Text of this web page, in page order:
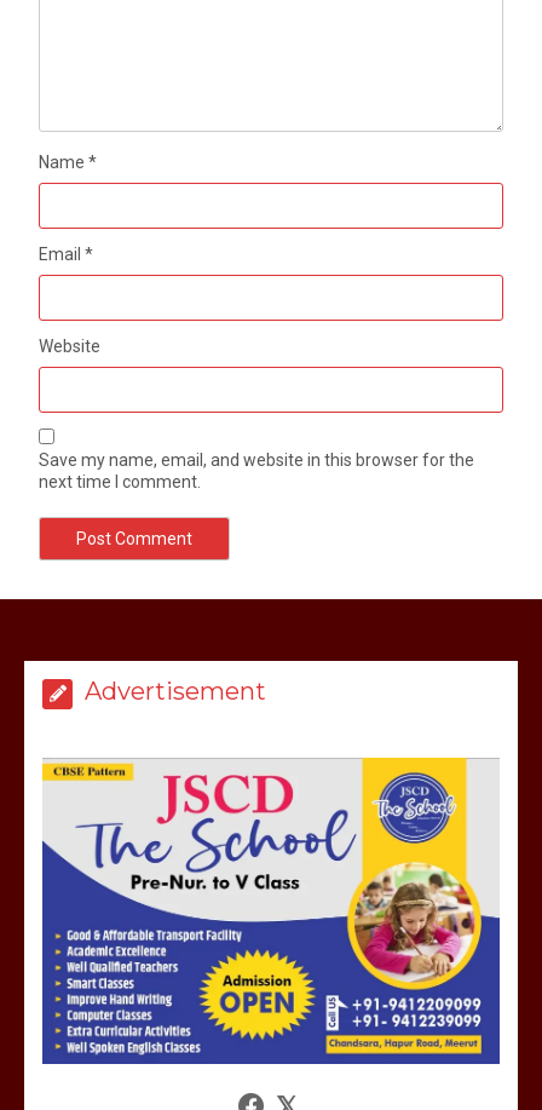
Name*
Email*
Website
Save my name, email, and website in this browser for the
next time I comment.
Advertisement
मेरठ सुराजकुंड शमशान घाट में चिता से अस्थि
उठाकर खाते कुत्ते का वीडियो इंटरनेट पर जमकर
हो रहा वायरल
March 6, 2025
होलिका रखने पर लात मार कर होलिका को किया
गलोच ,कहा अगर रखी गई होली तो होगा खून